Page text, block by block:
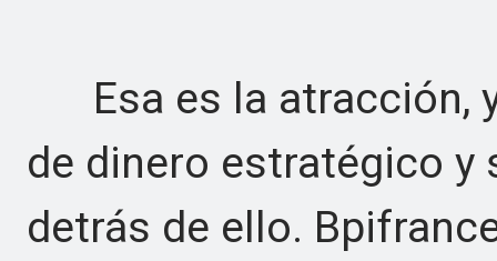
Esa es la atracción,
de dinero estratégico y
detrás de ello.